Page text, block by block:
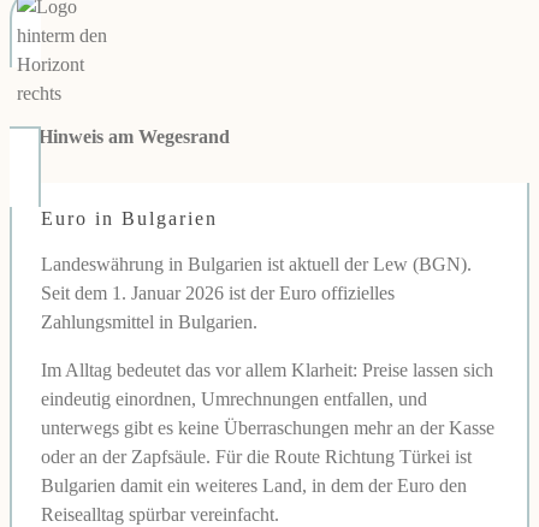
Hinweis am Wegesrand
Euro in Bulgarien
Landeswährung in Bulgarien ist aktuell der Lew (BGN).
Seit dem 1. Januar 2026 ist der Euro offizielles
Zahlungsmittel in Bulgarien.
Im Alltag bedeutet das vor allem Klarheit: Preise lassen sich
eindeutig einordnen, Umrechnungen entfallen, und
unterwegs gibt es keine Überraschungen mehr an der Kasse
oder an der Zapfsäule. Für die Route Richtung Türkei ist
Bulgarien damit ein weiteres Land, in dem der Euro den
Reisealltag spürbar vereinfacht.